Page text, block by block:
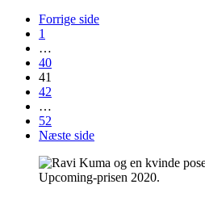
Forrige side
1
…
40
41
42
…
52
Næste side